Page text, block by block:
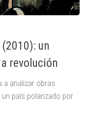
un
revolución
a analizar obras
país polarizado por